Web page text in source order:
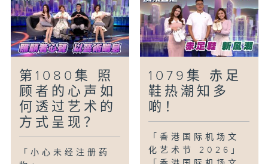
健康。近日她更进军剧界，成为舞台剧的女
主角。
第1080集 照
顾者的心声如
何透过艺术的
方式呈现？
「小心未经注册药
1079集 赤足
鞋热潮知多
啲！
「香港国际机场文
化艺术节 2026」